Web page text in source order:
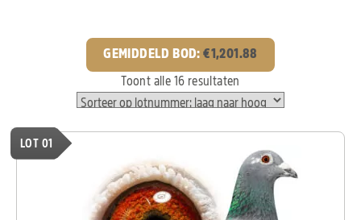
GEMIDDELD BOD:€1,201.88
Toont alle 16 resultaten
LOT 01